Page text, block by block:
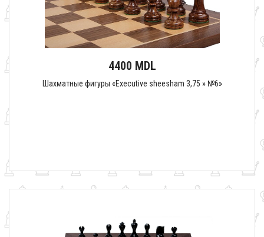
4400 MDL
Шахматные фигуры «Executive sheesham 3,75 » №6»